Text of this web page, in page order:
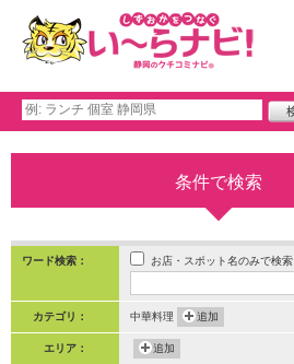
条件で検索
ワード検索： お店・スポット名のみで検索
カテゴリ： 中華料理 追加
エリア： 追加